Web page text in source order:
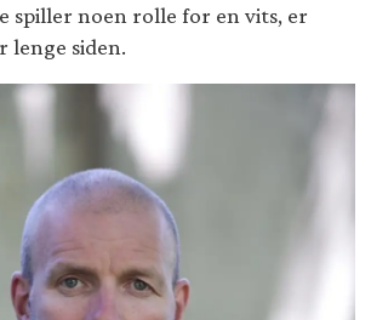
spiller noen rolle for en vits, er
lenge siden.